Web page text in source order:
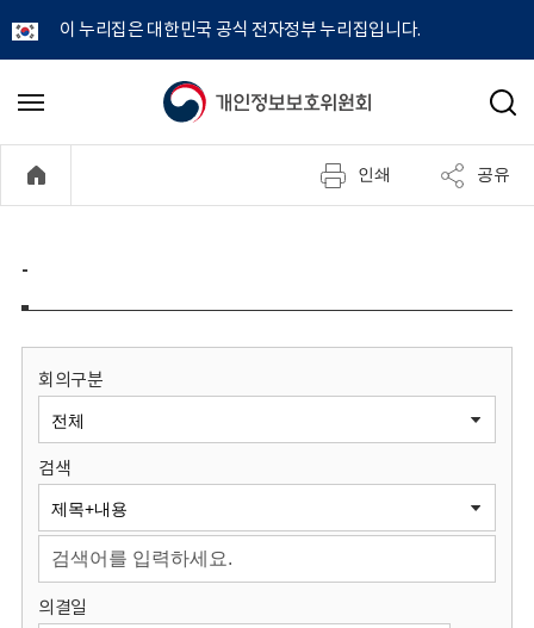
이 누리집은 대한민국 공식 전자정부 누리집입니다.
개
정
보
원
회
메
기
검
인쇄 공유
-
회의구분
검색
의결일